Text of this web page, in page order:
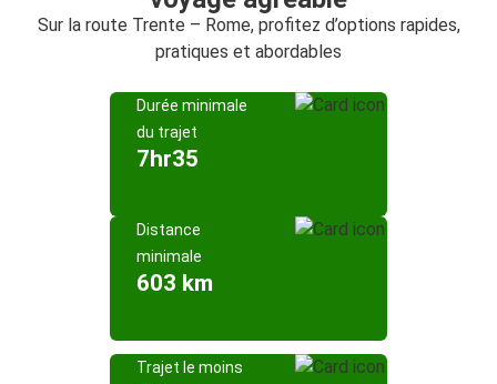
Sur la route Trente – Rome, profitez d’options rapides,
pratiques et abordables
Durée minimale
du trajet
7hr35
Distance
minimale
603 km
Trajet le moins